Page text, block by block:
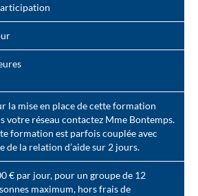
la mise en place de cette formation
votre réseau contactez Mme Bontemps.
formation est parfois couplée avec
de la relation d’aide sur 2 jours.
€ par jour, pour un groupe de 12
maximum, hors frais de